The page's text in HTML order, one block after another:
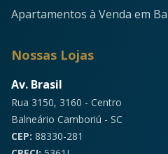
Apartamentos à Venda em
Nossas Lojas
Av. Brasil
Rua 3150, 3160 - Centro
Balneário Camboriú - SC
CEP: 88330-281